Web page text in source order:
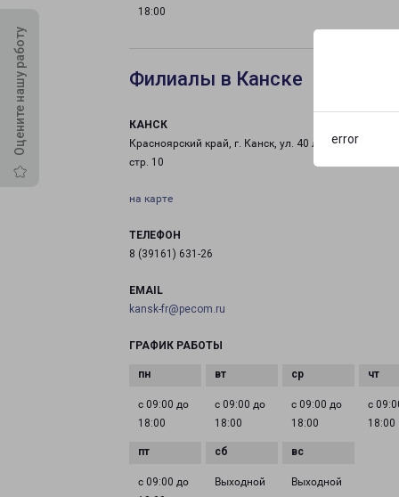
error
Оцените нашу работу
18:00
Филиалы в Канске
КАНСК
Красноярский край, г. Канск, ул. 40 лет Октября, д. 62,
стр. 10
на карте
ТЕЛЕФОН
8 (39161) 631-26
EMAIL
kansk-fr@pecom.ru
ГРАФИК РАБОТЫ
с 09:00 до
18:00
с 09:00 до
18:00
с 09:00 до
18:00
с
18:00
с 09:00 до
Выходной Выходной